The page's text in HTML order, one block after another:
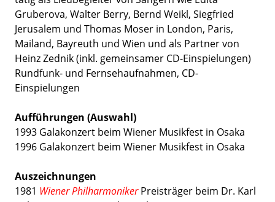
Gruberova, Walter Berry, Bernd Weikl, Siegfried
Jerusalem und Thomas Moser in London, Paris,
Mailand, Bayreuth und Wien und als Partner von
Heinz Zednik (inkl. gemeinsamer CD-Einspielungen)
Rundfunk- und Fernsehaufnahmen, CD-
Einspielungen
Aufführungen (Auswahl)
1993 Galakonzert beim Wiener Musikfest in Osaka
1996 Galakonzert beim Wiener Musikfest in Osaka
Auszeichnungen
1981 Wiener PhilharmonikerPreisträger beim Dr. Karl